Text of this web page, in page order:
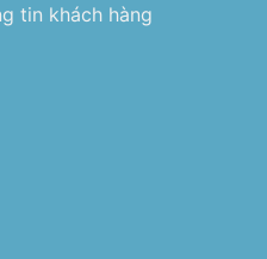
tin khách hàng